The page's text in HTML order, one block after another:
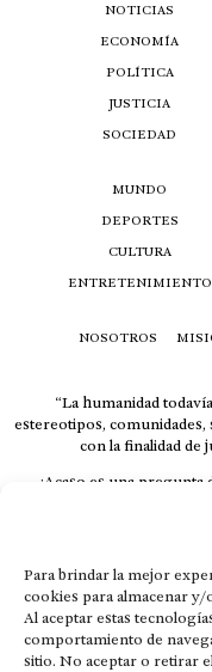
Para brindar la mejor
cookies para almacenar
Al aceptar estas
comportamiento de
sitio. No aceptar o retirar
NOTICIAS
ECONOMÍA
POLÍTICA
JUSTICIA
SOCIEDAD
MUNDO
DEPORTES
CULTURA
ENTRETENIMIENTO
NOSOTROS
“La humanidad
estereotipos,
con la finalidad de
¿Acaso es una
respuesta al instante,
velocidad suficiente para
El concepto de familia no
que surgen en
emparentados. Más
queridos mueve